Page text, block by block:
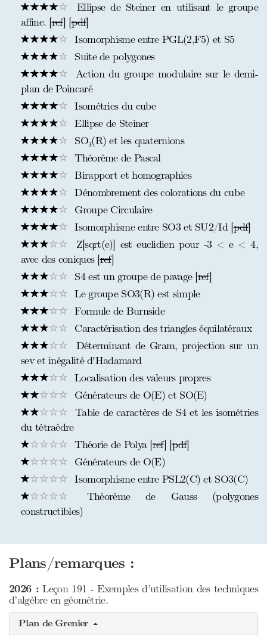
Ellipse de Steiner en utilisant le groupe
affine. [ref] [pdf]
Isomorphisme entre PGL(2,F5) et S5
Suite de polygones
Action du groupe modulaire sur le demi-
plan de Poincaré
Isométries du cube
Ellipse de Steiner
SO₃(R) et les quaternions
Théorème de Pascal
Birapport et homographies
Dénombrement des colorations du cube
Groupe Circulaire
Isomorphisme entre SO3 et SU2/Id [pdf]
Z[sqrt(e)] est euclidien pour -3 < e < 4,
avec des coniques [ref]
S4 est un groupe de pavage [ref]
Le groupe SO3(R) est simple
Formule de Burnside
Caractérisation des triangles équilatéraux
Déterminant de Gram, projection sur un
sev et inégalité d'Hadamard
Localisation des valeurs propres
Générateurs de O(E) et SO(E)
Table de caractères de S4 et les isométries
du tétraèdre
Théorie de Polya [ref] [pdf]
Générateurs de O(E)
Isomorphisme entre PSL2(C) et SO3(C)
Théorème de Gauss (polygones
constructibles)
Plans/remarques :
2026 :Leçon 191 - Exemples d’utilisation des techniques
d’algèbre en géométrie.
Plan de Grenier